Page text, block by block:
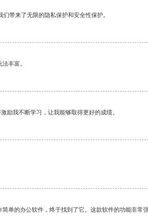
带来了无限的隐私保护和安全性保护。
丰富。
励我不断学习，让我能够取得更好的成绩。
单的办公软件，终于找到了它。这款软件的功能非常